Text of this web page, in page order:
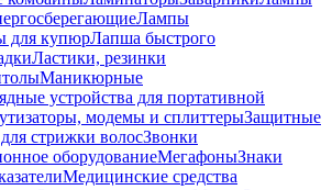
Лампы
для купюрЛапша быстрого
Ластики, резинки
Маникюрные
устройства для портативной
модемы и сплиттерыЗащитные
стрижки волосЗвонки
оборудованиеМегафоныЗнаки
Медицинские средства